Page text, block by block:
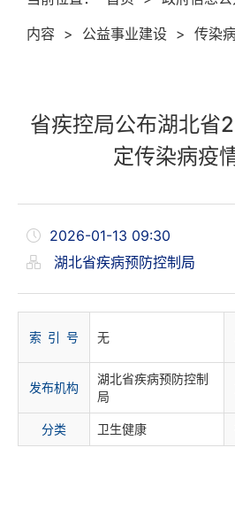
内容 > 公益事业建设 > 传染
省疾控局公布湖北省
定传染病疫
2026-01-13 09:30
湖北省疾病预防控制局
索 引 号 无
发布机构
湖北省疾病预防控制
局
分类 卫生健康